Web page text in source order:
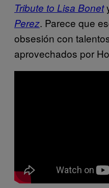
Tribute to Lisa Bonet
Perez. Parece que
obsesión con
aprovechados por